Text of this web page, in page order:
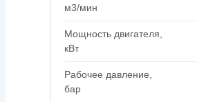
м3/мин
Мощность двигателя,
кВт
Рабочее давление,
бар